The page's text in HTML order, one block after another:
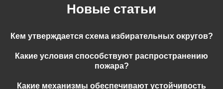
Новые статьи
Кем утверждается схема избирательных округов?
Какие условия способствуют распространению
пожара?
Какие механизмы обеспечивают устойчивость